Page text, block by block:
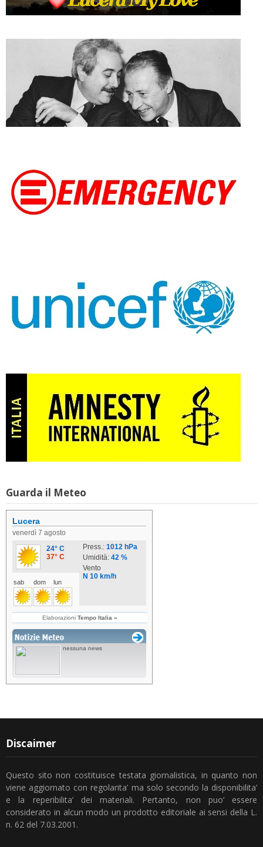
Guarda il Meteo
Discaimer
Questo sito non costituisce testata giornalistica, in quanto non
viene aggiornato con regolarita’ ma solo secondo la disponibilita’
e la reperibilita’ dei materiali. Pertanto, non puo’ essere
considerato in alcun modo un prodotto editoriale ai sensi della L.
n. 62 del 7.03.2001.